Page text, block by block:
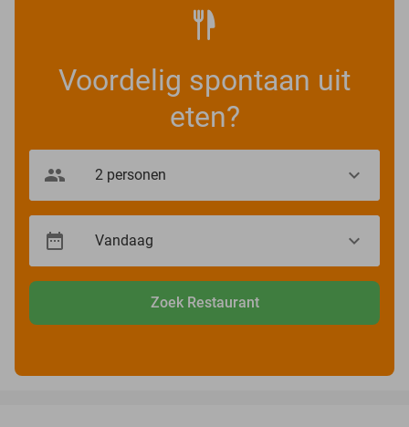
Voordelig spontaan uit
eten?
Zoek Restaurant